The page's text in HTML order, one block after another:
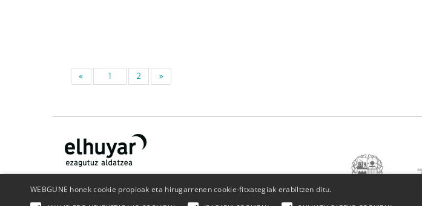
« 1 2 »
WEBGUNE honek cookie propioak eta hirugarrenen cookie-fitxategiak erabiltzen ditu.